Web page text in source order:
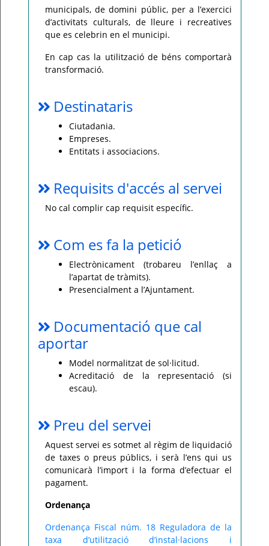
municipals, de domini públic, per a l’exercici
d’activitats culturals, de lleure i recreatives
que es celebrin en el municipi.
En cap cas la utilització de béns comportarà
transformació.
Destinataris
Ciutadania.
Empreses.
Entitats i associacions.
Requisits d'accés al servei
No cal complir cap requisit específic.
Com es fa la petició
Electrònicament (trobareu l’enllaç a
l’apartat de tràmits).
Presencialment a l’Ajuntament.
Documentació que cal
aportar
Model normalitzat de sol·licitud.
Acreditació de la representació (si
escau).
Preu del servei
Aquest servei es sotmet al règim de liquidació
de taxes o preus públics, i serà l’ens qui us
comunicarà l’import i la forma d’efectuar el
pagament.
Ordenança
Ordenança Fiscal núm. 18 Reguladora de la
taxa d’utilització d’instal·lacions i